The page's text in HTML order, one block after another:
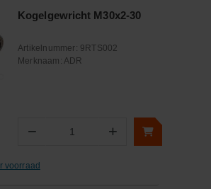
Kogelgewricht M30x2-30
Artikelnummer: 9RTS002
Merknaam: ADR
− Aantal +
voorraad